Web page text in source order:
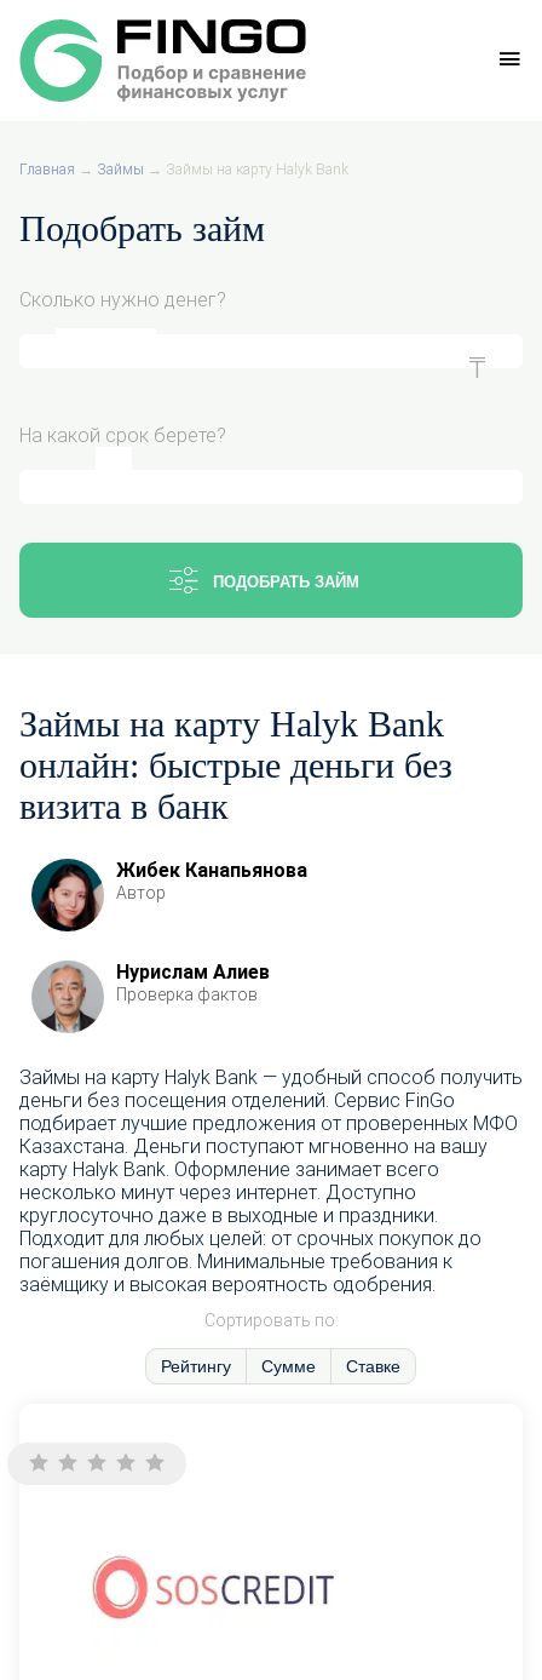
Главная → Займы → Займы на карту Halyk Bank
Подобрать займ
Сколько нужно денег?
На какой срок берете?
ПОДОБРАТЬ ЗАЙМ
Займы на карту Halyk Bank
онлайн: быстрые деньги без
визита в банк
Жибек Канапьянова
Автор
Нурислам Алиев
Проверка фактов
Займы на карту Halyk Bank — удобный способ получить
деньги без посещения отделений. Сервис FinGo
подбирает лучшие предложения от проверенных МФО
Казахстана. Деньги поступают мгновенно на вашу
карту Halyk Bank. Оформление занимает всего
несколько минут через интернет. Доступно
круглосуточно даже в выходные и праздники.
Подходит для любых целей: от срочных покупок до
погашения долгов. Минимальные требования к
заёмщику и высокая вероятность одобрения.
Сортировать по:
Рейтингу Сумме Ставке